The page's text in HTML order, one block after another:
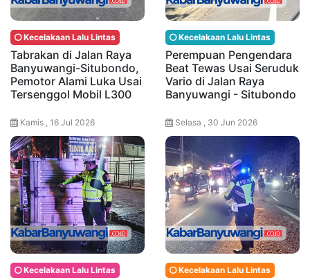
Kecelakaan Lalu Lintas
Tabrakan di Jalan Raya
Banyuwangi-Situbondo,
Pemotor Alami Luka Usai
Tersenggol Mobil L300
Kamis , 16 Jul 2026
Kecelakaan Lalu Lintas
Perempuan Pengendara
Beat Tewas Usai Seruduk
Vario di Jalan Raya
Banyuwangi - Situbondo
Selasa , 30 Jun 2026
Kecelakaan Lalu Lintas Kecelakaan Lalu Lintas